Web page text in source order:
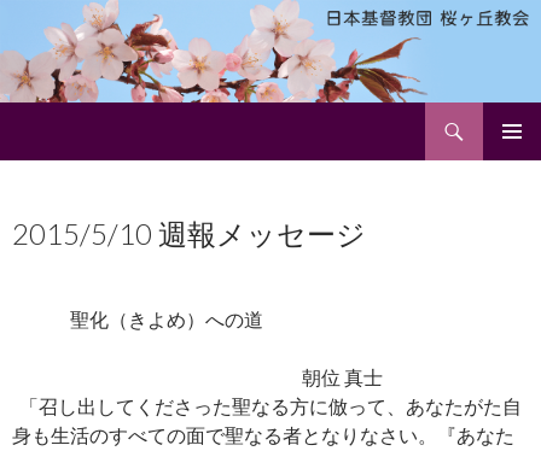
ン
2015/5/10 週報メッセージ
聖化（きよめ）への道
朝位 真士
「召し出してくださった聖なる方に倣って、あなたがた自
身も生活のすべての面で聖なる者となりなさい。『あなた